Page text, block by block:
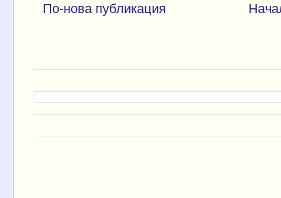
По-нова публикация